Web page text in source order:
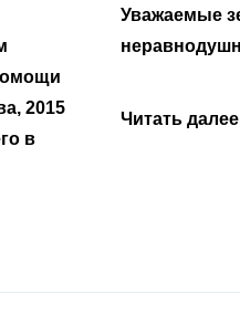
Читать далее